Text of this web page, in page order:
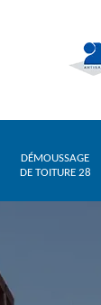
DÉMOUSSAGE
DE TOITURE 28